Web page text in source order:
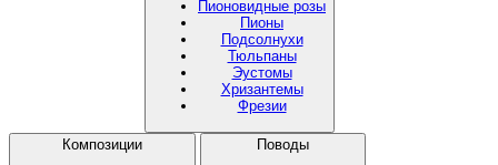
Пионовидные розы
Пионы
Подсолнухи
Тюльпаны
Эустомы
Хризантемы
Фрезии
Композиции
Поводы